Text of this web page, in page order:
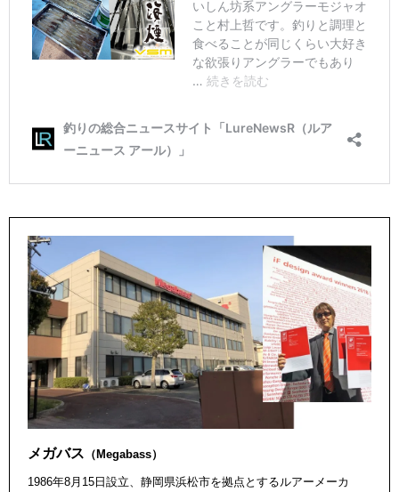
メガバス （Megabass）
1986年8月15日設立、静岡県浜松市を拠点とするルアーメーカ